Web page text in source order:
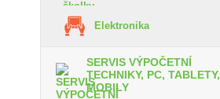
Elektronika
SERVIS VÝPOČETNÍ
TECHNIKY, PC, TABLETY,
MOBILY